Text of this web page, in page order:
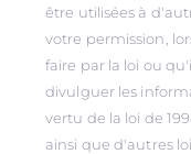
être utilisées à
votre permission,
faire par la loi ou
divulguer les
vertu de la loi de
ainsi que d'autres